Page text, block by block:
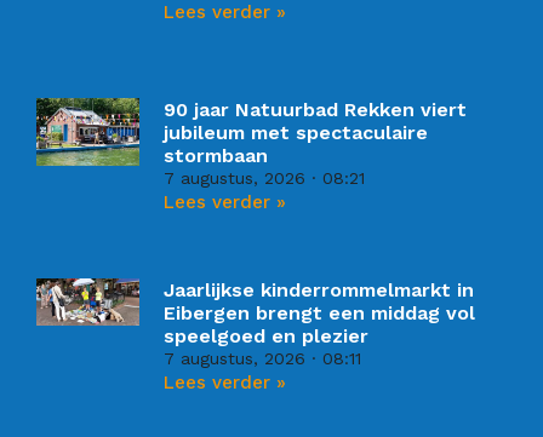
Lees verder »
90 jaar Natuurbad Rekken viert
jubileum met spectaculaire
stormbaan
7 augustus, 2026 08:21
Lees verder »
Jaarlijkse kinderrommelmarkt in
Eibergen brengt een middag vol
speelgoed en plezier
7 augustus, 2026 08:11
Lees verder »